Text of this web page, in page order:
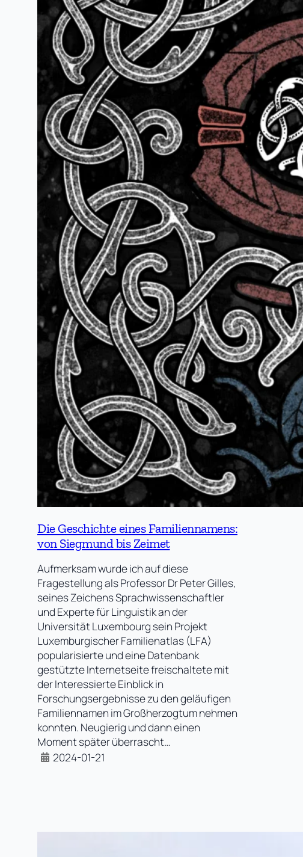
Die Geschichte eines Familiennamens:
von Siegmund bis Zeimet
Aufmerksam wurde ich auf diese
Fragestellung als Professor Dr Peter Gilles,
seines Zeichens Sprachwissenschaftler
und Experte für Linguistik an der
Universität Luxembourg sein Projekt
Luxemburgischer Familienatlas (LFA)
popularisierte und eine Datenbank
gestützte Internetseite freischaltete mit
der Interessierte Einblick in
Forschungsergebnisse zu den geläufigen
Familiennamen im Großherzogtum nehmen
konnten. Neugierig und dann einen
Moment später überrascht…
2024-01-21